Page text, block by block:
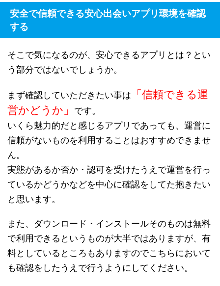
安全で信頼できる安心出会いアプリ環境を確認
する
そこで気になるのが、安心できるアプリとは？とい
う部分ではないでしょうか。
まず確認していただきたい事は
「信頼できる運
営かどうか」
です。
いくら魅力的だと感じるアプリであっても、運営に
信頼がないものを利用することはおすすめできませ
ん。
実態があるか否か・認可を受けたうえで運営を行っ
ているかどうかなどを中心に確認をしてた抱きたい
と思います。
また、ダウンロード・インストールそのものは無料
で利用できるというものが大半ではありますが、有
料としているところもありますのでこちらにおいて
も確認をしたうえで行うようにしてください。